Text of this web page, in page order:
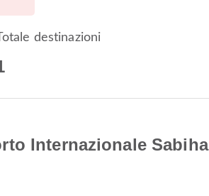
destinazioni
Internazionale Sabiha